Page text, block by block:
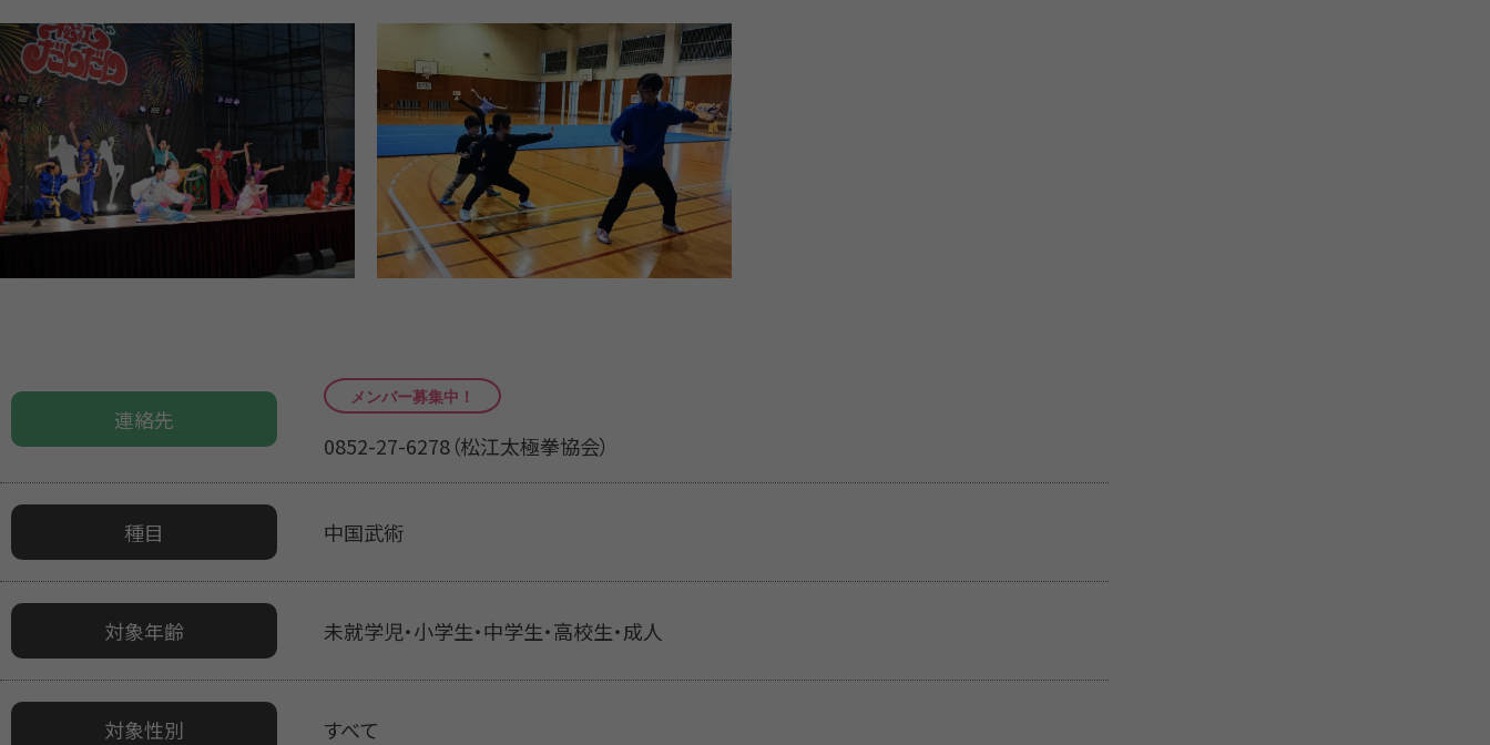
連絡先
0852-27-6278（松江太極拳協会）
種目 中国武術
対象年齢 未就学児・小学生・中学生・高校生・成人
対象性別 すべて